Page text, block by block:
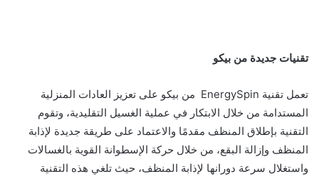
تقنيات جديدة من بيكو
تعمل تقنية EnergySpin من بيكو على تعزيز العادات المنزلية
المستدامة من خلال الابتكار في عملية الغسيل التقليدية، وتقوم
التقنية بإطلاق المنظف مقدمًا والاعتماد على طريقة جديدة لإذابة
المنظف وإزالة البقع، من خلال حركة الإسطوانة القوية بالغسالات
واستغلال سرعة دورانها لإذابة المنظف، حيث تلغي هذه التقنية